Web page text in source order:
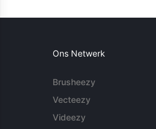
Ons Netwerk
Brusheezy
Vecteezy
Videezy